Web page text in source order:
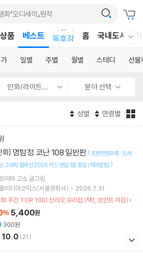
품 베스트
독후감
홈 국내도서
일별 주별 월별 스테디 선물
만화/라이트노벨 분야 선택
성별 연령별
화] 명탐정 코난 108 일반판 [초판한정부록 : 트레
그래픽 컬렉션 2026 카드 랜덤 1종 증정 (책과랩핑) ]
야마 고쇼글그림
미디어코믹스(서울문화사)
2026.7.31.
주간 TOP 100] 산리오 유리컵 (택1, 포인트 차감)
% 5,400원
300원
10.0 (21)